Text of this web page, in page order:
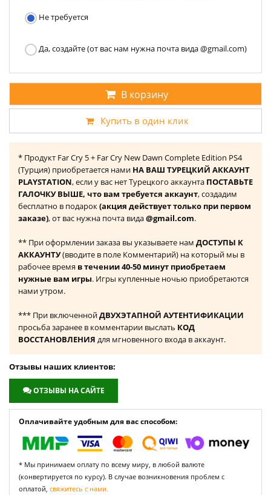
Не требуется
Да, создайте (от вас нам нужна почта вида @gmail.com)
В корзину
Купить в один клик
* Продукт Far Cry 5 + Far Cry New Dawn Complete Edition PS4
(Турция) приобретается нами НА ВАШ ТУРЕЦКИЙ АККАУНТ
PLAYSTATION, если у вас нет Турецкого аккаунта ПОСТАВЬТЕ
ГАЛОЧКУ ВЫШЕ, что вам требуется аккаунт, создадим
бесплатно в подарок(акция действует только при первом
заказе), от вас нужна почта вида@gmail.com.
** При оформлении заказа вы указываете нам ДОСТУПЫ К
АККАУНТУ(вводите в поле Комментарий) на который мы в
рабочее время в течении 40-50 минут приобретаем
нужные вам игры. Игры купленные ночью приобретаются
нами утром.
*** При включеннойДВУХЭТАПНОЙ АУТЕНТИФИКАЦИИ
просьба заранее в комментарии выслать КОД
ВОССТАНОВЛЕНИЯ для мгновенного входа в аккаунт.
Отзывы наших клиентов:
ОТЗЫВЫ НА САЙТЕ
Оплачивайте удобным для вас способом:
* Мы принимаем оплату по всему миру, в любой валюте
(конвертируется по курсу). В случае возникновения проблем с
оплатой, свяжитесь с нами.